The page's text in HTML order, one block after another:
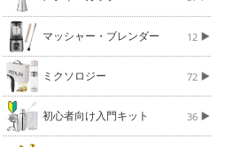
マッシャー・ブレンダー 12
ミクソロジー 72
初心者向け入門キット 36